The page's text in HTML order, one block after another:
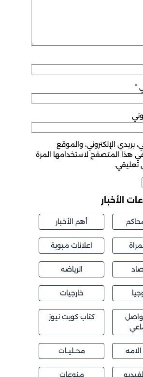
*
بريدي الإلكتروني، والموقع
في هذا المتصفح لاستخدامها المرة
تعليقي.
الأخبار
أهم الأخبار
اعلانات مبوبة
الرياضه
خارجيات
كتاب كويت نيوز
محــليــات
منوعات